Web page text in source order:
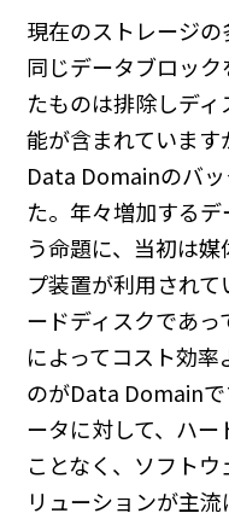
現在のストレージの
同じデータブロッ
たものは排除しデ
能が含まれていま
Data Domainのバ
た。年々増加する
う命題に、当初は
プ装置が利用され
ードディスクであ
によってコスト効
のがData Domain
ータに対して、ハ
ことなく、ソフト
リューションが主